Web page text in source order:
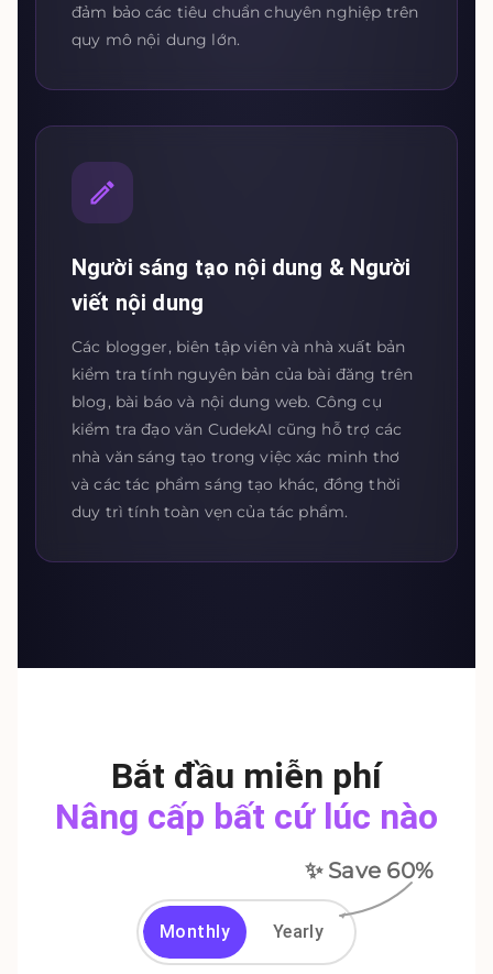
đảm bảo các tiêu chuẩn chuyên nghiệp trên
quy mô nội dung lớn.
Người sáng tạo nội dung & Người
viết nội dung
Các blogger, biên tập viên và nhà xuất bản
kiểm tra tính nguyên bản của bài đăng trên
blog, bài báo và nội dung web. Công cụ
kiểm tra đạo văn CudekAI cũng hỗ trợ các
nhà văn sáng tạo trong việc xác minh thơ
và các tác phẩm sáng tạo khác, đồng thời
duy trì tính toàn vẹn của tác phẩm.
Bắt đầu miễn phí
Nâng cấp bất cứ lúc nào
✨ Save 60%
Monthly Yearly